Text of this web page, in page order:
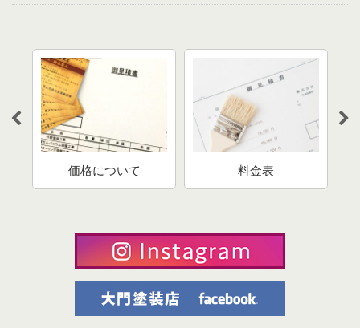
価格について 料金表